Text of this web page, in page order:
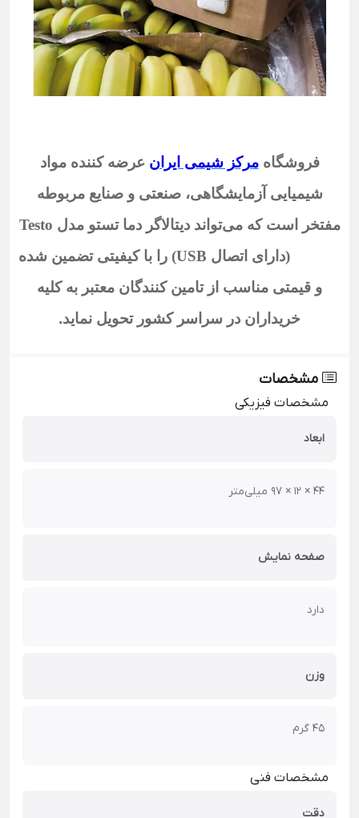
فروشگاه مرکز شیمی ایران عرضه کننده مواد
شیمیایی آزمایشگاهی، صنعتی و صنایع مربوطه
مفتخر است که می‌تواند دیتالاگر دما تستو مدل Testo
را با کیفیتی تضمین شده
و قیمتی مناسب از تامین کنندگان معتبر به کلیه
خریداران در سراسر کشور تحویل نماید.
مشخصات
مشخصات فیزیکی
ابعاد
44 × 12 × 97 میلی‌متر
صفحه نمایش
دارد
وزن
45 گرم
مشخصات فنی
دقت